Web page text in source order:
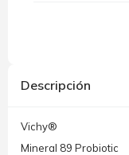
Descripción
Vichy®
Mineral 89 Probiotic